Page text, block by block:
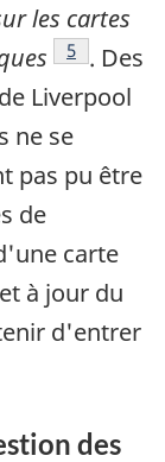
les cartes
Note de
5 . Des
Liverpool
ne se
pas pu être
de
carte
à jour du
d'entrer
des